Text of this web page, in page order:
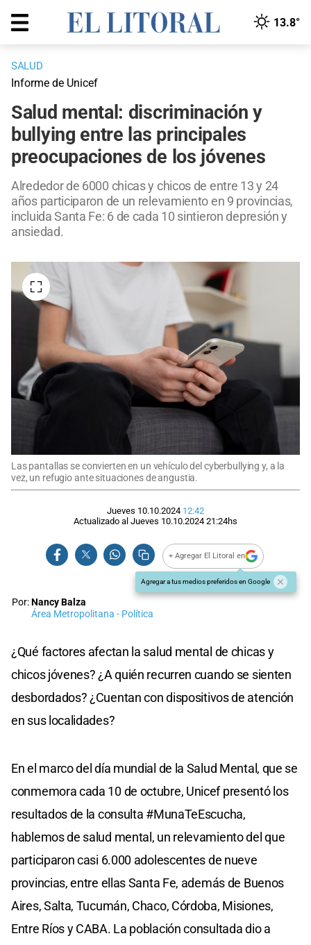
13.8°
SALUD
Informe de Unicef
Salud mental: discriminación y
bullying entre las principales
preocupaciones de los jóvenes
Alrededor de 6000 chicas y chicos de entre 13 y 24
años participaron de un relevamiento en 9 provincias,
incluida Santa Fe: 6 de cada 10 sintieron depresión y
ansiedad.
Las pantallas se convierten en un vehículo del cyberbullying y, a la
vez, un refugio ante situaciones de angustia.
Jueves 10.10.2024 12:42
Actualizado al Jueves 10.10.2024 21:24hs
+ Agregar El Litoral en
Agregar a tus medios preferidos en Google
Por:Nancy Balza
Área Metropolitana - Política
¿Qué factores afectan la salud mental de chicas y
chicos jóvenes? ¿A quién recurren cuando se sienten
desbordados? ¿Cuentan con dispositivos de atención
en sus localidades?
En el marco del día mundial de la Salud Mental, que se
conmemora cada 10 de octubre, Unicef presentó los
resultados de la consulta #MunaTeEscucha,
hablemos de salud mental, un relevamiento del que
participaron casi 6.000 adolescentes de nueve
provincias, entre ellas Santa Fe, además de Buenos
Aires, Salta, Tucumán, Chaco, Córdoba, Misiones,
Entre Ríos y CABA. La población consultada dio a